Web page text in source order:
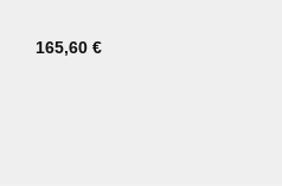
165,60€